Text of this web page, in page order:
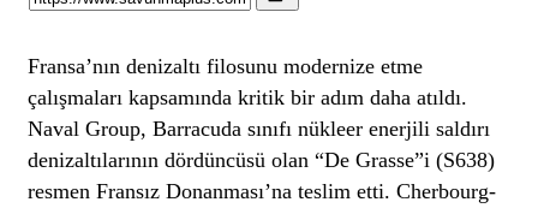
Fransa’nın denizaltı filosunu modernize etme
çalışmaları kapsamında kritik bir adım daha atıldı.
Naval Group, Barracuda sınıfı nükleer enerjili saldırı
denizaltılarının dördüncüsü olan “De Grasse”i (S638)
resmen Fransız Donanması’na teslim etti. Cherbourg-